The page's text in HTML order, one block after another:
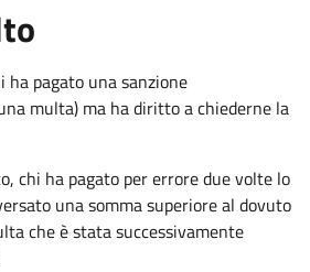
pagato una sanzione
multa) ma ha diritto a chiederne la
chi ha pagato per errore due volte lo
una somma superiore al dovuto
che è stata successivamente